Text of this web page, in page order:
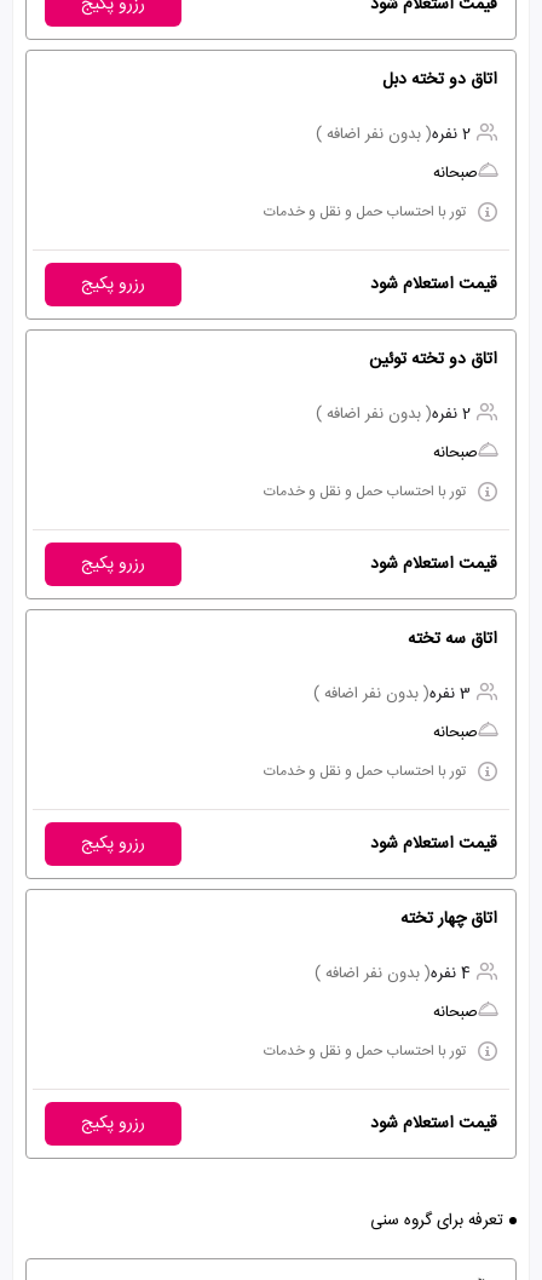
اتاق دو تخته دبل
2 نفره
( بدون نفر اضافه )
صبحانه
تور با احتساب حمل و نقل و خدمات
قیمت استعلام شود رزرو پکیج
اتاق دو تخته توئین
2 نفره
( بدون نفر اضافه )
صبحانه
تور با احتساب حمل و نقل و خدمات
قیمت استعلام شود رزرو پکیج
اتاق سه تخته
3 نفره
( بدون نفر اضافه )
صبحانه
تور با احتساب حمل و نقل و خدمات
قیمت استعلام شود رزرو پکیج
اتاق چهار تخته
4 نفره
( بدون نفر اضافه )
صبحانه
تور با احتساب حمل و نقل و خدمات
قیمت استعلام شود رزرو پکیج
تعرفه برای گروه سنی